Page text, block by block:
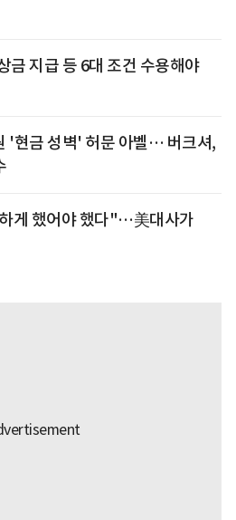
금 지급 등 6대 조건 수용해야
'현금 성벽' 허문 아벨… 버크셔,
게 했어야 했다"…美대사가